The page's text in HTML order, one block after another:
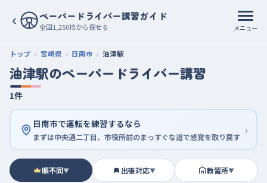
‹ ペーパードライバー講習ガイド
全国1,250校から探せる メニュー
トップ 宮崎県 日南市 油津駅
油津駅のペーパードライバー講習
1件
日南市で運転を練習するなら
まずは中央通二丁目、市役所前のまっすぐな道で感覚を取り戻す ›
順不同▼ 出張対応▼ 教習所▼